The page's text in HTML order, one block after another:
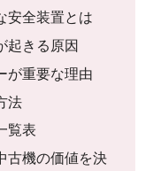
安全装置とは
起きる原因
が重要な理由
法
覧表
古機の価値を決